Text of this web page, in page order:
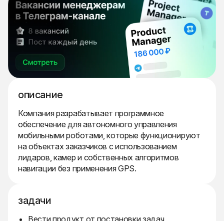
описание
Компания разрабатывает программное
обеспечение для автономного управления
мобильными роботами, которые функционируют
на объектах заказчиков с использованием
лидаров, камер и собственных алгоритмов
навигации без применения GPS.
задачи